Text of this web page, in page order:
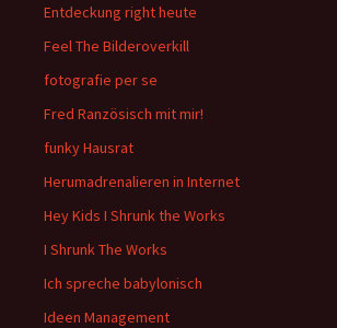
Entdeckung right heute
Feel The Bilderoverkill
fotografie per se
Fred Ranzösisch mit mir!
funky Hausrat
Herumadrenalieren in Internet
Hey Kids I Shrunk the Works
I Shrunk The Works
Ich spreche babylonisch
Ideen Management